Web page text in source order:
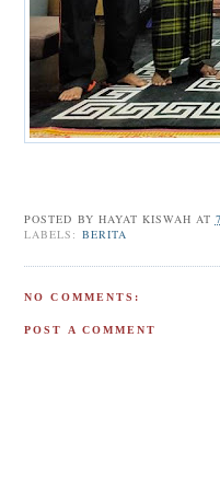
POSTED BY HAYAT KISWAH AT
LABELS: BERITA
NO COMMENTS:
POST A COMMENT